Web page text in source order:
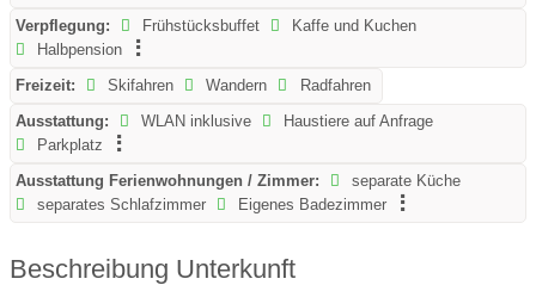
Verpflegung:
Frühstücksbuffet
Kaffe und Kuchen
Halbpension
Freizeit:
Skifahren Wandern
Radfahren
Ausstattung:
WLAN inklusive
Haustiere auf Anfrage
Parkplatz
Ausstattung Ferienwohnungen / Zimmer:
separate Küche
separates Schlafzimmer
Eigenes Badezimmer
Beschreibung Unterkunft